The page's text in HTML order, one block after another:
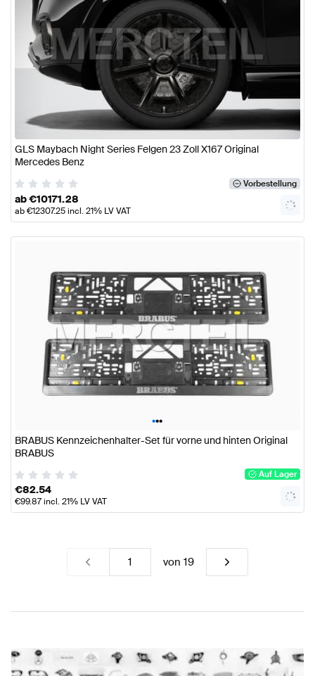
GLS Maybach Night Series Felgen 23 Zoll X167 Original
Mercedes Benz
Vorbestellung
ab€10171.28
ab€12307.25incl. 21% LV VAT
•••
BRABUS Kennzeichenhalter-Set für vorne und hinten Original
BRABUS
Auf Lager
€82.54
€99.87incl. 21% LV VAT
von 19